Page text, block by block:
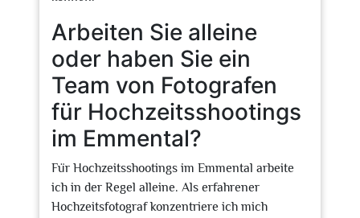
Arbeiten Sie alleine
oder haben Sie ein
Team von Fotografen
für Hochzeitsshootings
im Emmental?
Für Hochzeitsshootings im Emmental arbeite
ich in der Regel alleine. Als erfahrener
Hochzeitsfotograf konzentriere ich mich